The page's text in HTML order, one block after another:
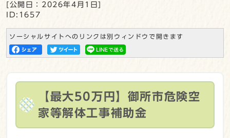
[公開日：2026年4月1日]
ID:1657
ソーシャルサイトへのリンクは別ウィンドウで開きます
【最大50万円】御所市危険空
家等解体工事補助金